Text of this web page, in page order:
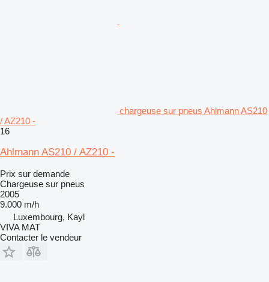
chargeuse sur pneus Ahlmann AS210
/ AZ210 -
16
Ahlmann AS210 / AZ210 -
Prix sur demande
Chargeuse sur pneus
2005
9.000 m/h
Luxembourg, Kayl
VIVA MAT
Contacter le vendeur